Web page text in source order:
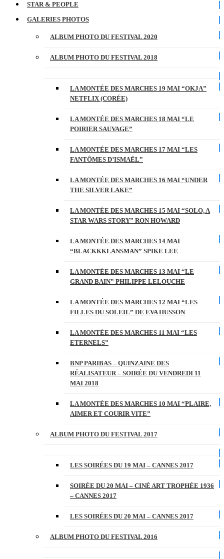
STAR & PEOPLE
GALERIES PHOTOS
ALBUM PHOTO DU FESTIVAL 2020
ALBUM PHOTO DU FESTIVAL 2018
LA MONTÉE DES MARCHES 19 MAI “OKJA”
NETFLIX (CORÉE)
LA MONTÉE DES MARCHES 18 MAI “LE
POIRIER SAUVAGE”
LA MONTÉE DES MARCHES 17 MAI “LES
FANTÔMES D’ISMAËL”
LA MONTÉE DES MARCHES 16 MAI “UNDER
THE SILVER LAKE”
LA MONTÉE DES MARCHES 15 MAI “SOLO, A
STAR WARS STORY” RON HOWARD
LA MONTÉE DES MARCHES 14 MAI
“BLACKKKLANSMAN” SPIKE LEE
LA MONTÉE DES MARCHES 13 MAI “LE
GRAND BAIN” PHILIPPE LELOUCHE
LA MONTÉE DES MARCHES 12 MAI “LES
FILLES DU SOLEIL” DE EVA HUSSON
LA MONTÉE DES MARCHES 11 MAI “LES
ETERNELS”
BNP PARIBAS – QUINZAINE DES
RÉALISATEUR – SOIRÉE DU VENDREDI 11
MAI 2018
LA MONTÉE DES MARCHES 10 MAI “PLAIRE,
AIMER ET COURIR VITE”
ALBUM PHOTO DU FESTIVAL 2017
LES SOIRÉES DU 19 MAI – CANNES 2017
SOIRÉE DU 20 MAI – CINÉ ART TROPHÉE 1936
– CANNES 2017
LES SOIRÉES DU 20 MAI – CANNES 2017
ALBUM PHOTO DU FESTIVAL 2016